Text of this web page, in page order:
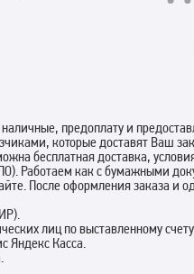
предоплату и
которые доставят Ваш
бесплатная доставка,
Работаем как с бумажными
После оформления заказа и
лиц по выставленному
Яндекс Касса.